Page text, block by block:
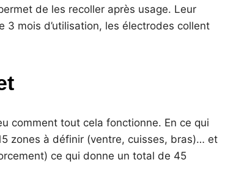
de les recoller après usage. Leur
mois d’utilisation, les électrodes collent
comment tout cela fonctionne. En ce qui
zones à définir (ventre, cuisses, bras)… et
ce qui donne un total de 45